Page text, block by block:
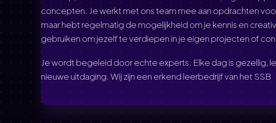
concepten. Je werkt met ons team mee aan opdrachten
maar hebt regelmatig de mogelijkheid om je kennis en
gebruiken om jezelf te verdiepen in je eigen projecten of
Je wordt begeleid door echte experts. Elke dag is gezellig,
nieuwe uitdaging. Wij zijn een erkend leerbedrijf van het SSB